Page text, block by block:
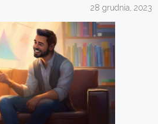
28 grudnia, 2023